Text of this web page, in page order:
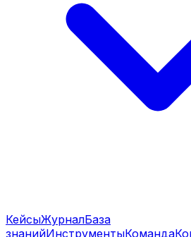
КейсыЖурналБаза
знанийИнструментыКоманда